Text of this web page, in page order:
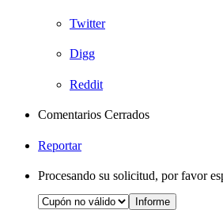
Twitter
Digg
Reddit
Comentarios Cerrados
Reportar
Procesando su solicitud, por favor